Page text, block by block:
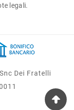
legali.
Dei Fratelli